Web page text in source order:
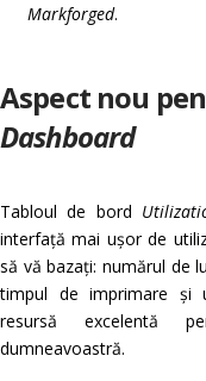
Markforged.
Aspect nou
Dashboard
Tabloul de bord
interfață mai ușor de
să vă bazați: numărul de
timpul de imprimare și
resursă excelentă
dumneavoastră.